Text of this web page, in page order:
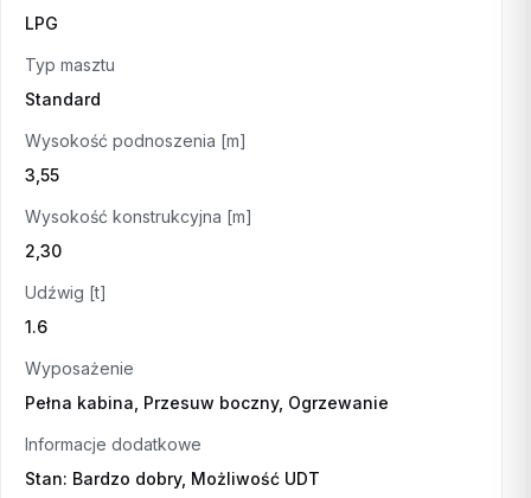
LPG
Typ masztu
Standard
Wysokość podnoszenia [m]
3,55
Wysokość konstrukcyjna [m]
2,30
Udźwig [t]
1.6
Wyposażenie
Pełna kabina, Przesuw boczny, Ogrzewanie
Informacje dodatkowe
Stan: Bardzo dobry, Możliwość UDT